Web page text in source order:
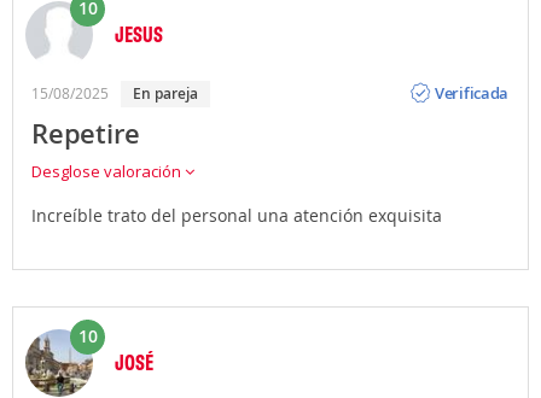
10
JESUS
15/08/2025 en pareja
Verificada
Repetire
Desglose valoración
Increíble trato del personal una atención exquisita
10
JOSÉ